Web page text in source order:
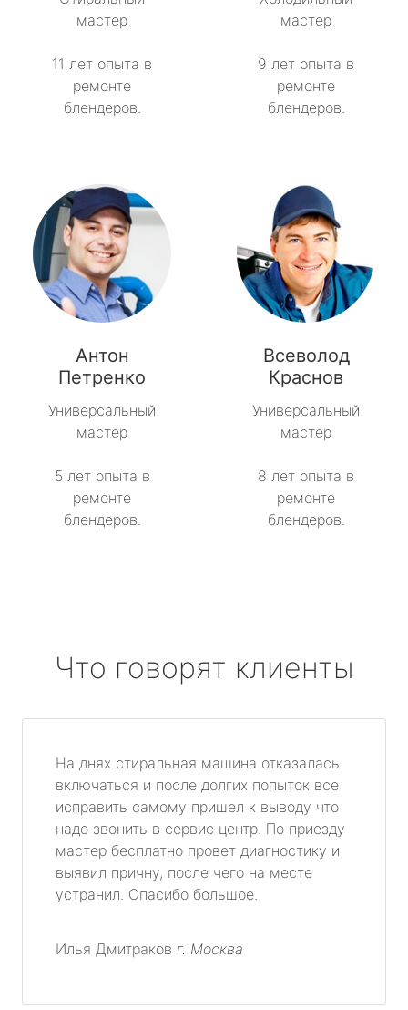
мастер
11 лет опыта в
ремонте
блендеров.
мастер
9 лет опыта в
ремонте
блендеров.
Антон
Петренко
Универсальный
мастер
5 лет опыта в
ремонте
блендеров.
Всеволод
Краснов
Универсальный
мастер
8 лет опыта в
ремонте
блендеров.
Что говорят клиенты
На днях стиральная машина отказалась
включаться и после долгих попыток все
исправить самому пришел к выводу что
надо звонить в сервис центр. По приезду
мастер бесплатно провет диагностику и
выявил причну, после чего на месте
устранил. Спасибо большое.
Илья Дмитраков г. Москва